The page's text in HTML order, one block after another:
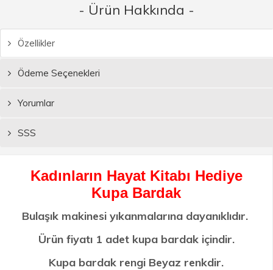
- Ürün Hakkında -
Özellikler
Ödeme Seçenekleri
Yorumlar
SSS
Kadınların Hayat Kitabı Hediye
Kupa Bardak
Bulaşık makinesi yıkanmalarına dayanıklıdır.
Ürün fiyatı 1 adet kupa bardak içindir.
Kupa bardak rengi Beyaz renkdir.